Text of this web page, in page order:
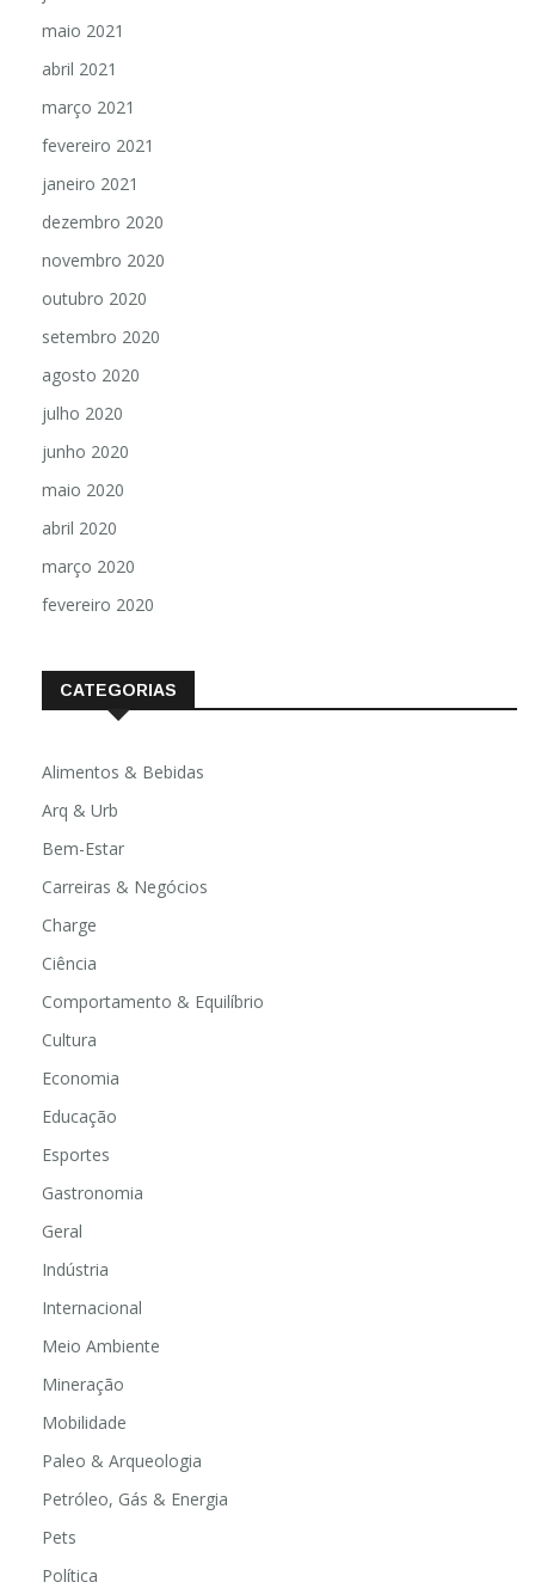
maio 2021
abril 2021
março 2021
fevereiro 2021
janeiro 2021
dezembro 2020
novembro 2020
outubro 2020
setembro 2020
agosto 2020
julho 2020
junho 2020
maio 2020
abril 2020
março 2020
fevereiro 2020
CATEGORIAS
Alimentos & Bebidas
Arq & Urb
Bem-Estar
Carreiras & Negócios
Charge
Ciência
Comportamento & Equilíbrio
Cultura
Economia
Educação
Esportes
Gastronomia
Geral
Indústria
Internacional
Meio Ambiente
Mineração
Mobilidade
Paleo & Arqueologia
Petróleo, Gás & Energia
Pets
Política